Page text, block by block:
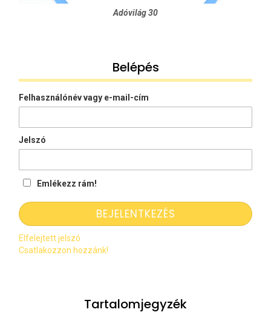
Adóvilág 30
Belépés
Felhasználónév vagy e-mail-cím
Jelszó
Emlékezz rám!
Elfelejtett jelszó
Csatlakozzon hozzánk!
Tartalomjegyzék